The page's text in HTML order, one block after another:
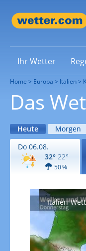
Ihr Wetter
Home Europa Italien
Das
Heute Morgen
Do 06.08.
32° 22°
50 %
Italien-